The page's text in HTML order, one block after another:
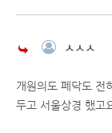
ㅅㅅㅅ
개원의도 페닥도 전
두고 서울상경 했고